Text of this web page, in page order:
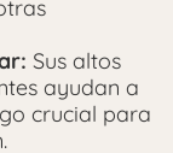
Sus altos
ayudan a
crucial para